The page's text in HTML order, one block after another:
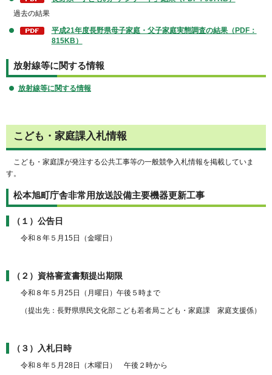
過去の結果
平成21年度長野県母子家庭・父子家庭実態調査の結果（PDF：
815KB）
放射線等に関する情報
放射線等に関する情報
こども・家庭課入札情報
こども・家庭課が発注する公共工事等の一般競争入札情報を掲載していま
す。
松本旭町庁舎非常用放送設備主要機器更新工事
（１）公告日
令和８年５月15日（金曜日）
（２）資格審査書類提出期限
令和８年５月25日（月曜日）午後５時まで
（提出先：長野県県民文化部こども若者局こども・家庭課 家庭支援係）
（３）入札日時
令和８年５月28日（木曜日） 午後２時から